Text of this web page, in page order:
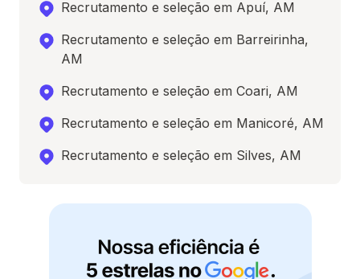
Recrutamento e seleção em Apuí, AM
Recrutamento e seleção em Barreirinha,
AM
Recrutamento e seleção em Coari, AM
Recrutamento e seleção em Manicoré, AM
Recrutamento e seleção em Silves, AM